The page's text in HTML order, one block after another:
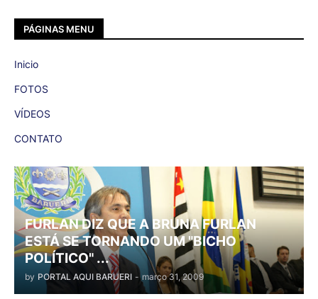
PÁGINAS MENU
Inicio
FOTOS
VÍDEOS
CONTATO
FURLAN DIZ QUE A BRUNA FURLAN
ESTÁ SE TORNANDO UM "BICHO
POLÍTICO" ...
by PORTAL AQUI BARUERI - março 31, 2009